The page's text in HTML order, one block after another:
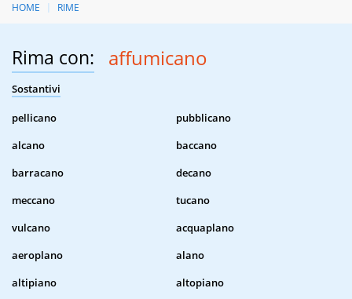
HOME RIME
Rima con: affumicano
Sostantivi
pellicano
pubblicano
alcano
baccano
barracano
decano
meccano
tucano
vulcano
acquaplano
aeroplano
alano
altipiano
altopiano